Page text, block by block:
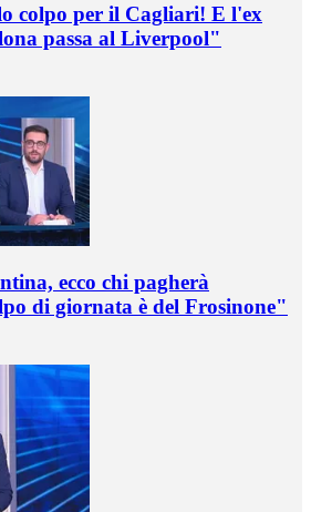
colpo per il Cagliari! E l'ex
passa al Liverpool"
ecco chi pagherà
di giornata è del Frosinone"